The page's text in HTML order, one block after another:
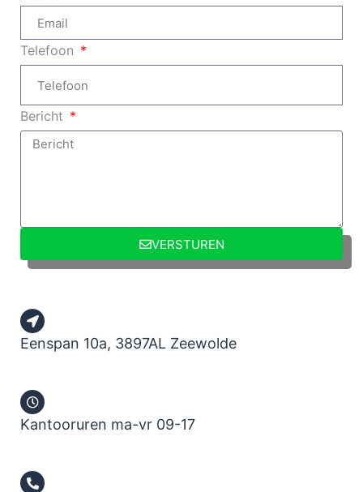
Telefoon
Bericht
VERSTUREN
Eenspan 10a, 3897AL Zeewolde
Kantooruren ma-vr 09-17